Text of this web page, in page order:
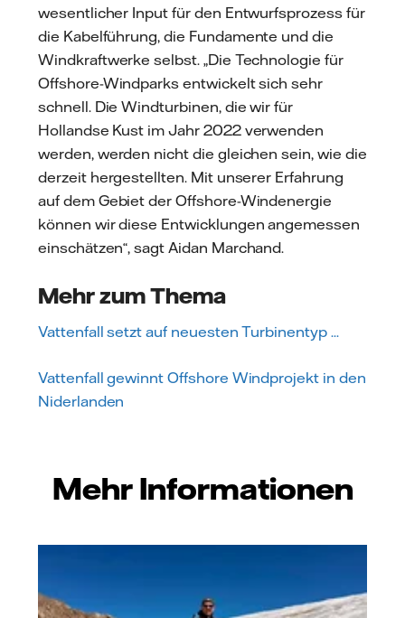
wesentlicher Input für den Entwurfsprozess für
die Kabelführung, die Fundamente und die
Windkraftwerke selbst. „Die Technologie für
Offshore-Windparks entwickelt sich sehr
schnell. Die Windturbinen, die wir für
Hollandse Kust im Jahr 2022 verwenden
werden, werden nicht die gleichen sein, wie die
derzeit hergestellten. Mit unserer Erfahrung
auf dem Gebiet der Offshore-Windenergie
können wir diese Entwicklungen angemessen
einschätzen“, sagt Aidan Marchand.
Mehr zum Thema
Vattenfall setzt auf neuesten Turbinentyp ...
Vattenfall gewinnt Offshore Windprojekt in den
Niderlanden
Mehr Informationen